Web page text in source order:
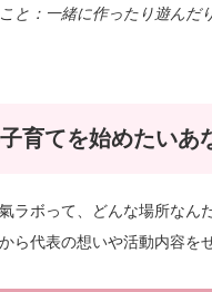
と：一緒に作ったり遊ん
育てを始めたいあ
ラボって、どんな場所なん
ら代表の想いや活動内容を